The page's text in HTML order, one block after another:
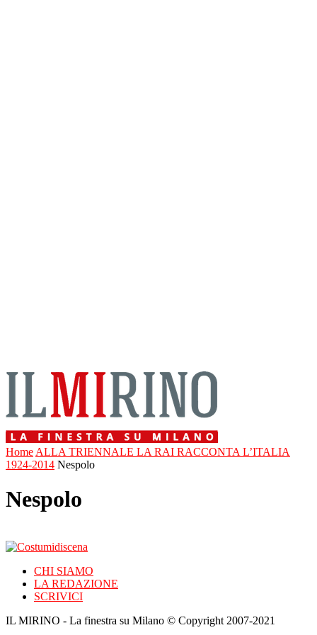
Home ALLA TRIENNALE LA RAI RACCONTA L’ITALIA
1924-2014 Nespolo
Nespolo
CHI SIAMO
LA REDAZIONE
SCRIVICI
IL MIRINO - La finestra su Milano © Copyright 2007-2021